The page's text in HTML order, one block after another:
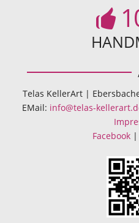
Telas KellerArt |
EMail: info@telas-
Facebook|